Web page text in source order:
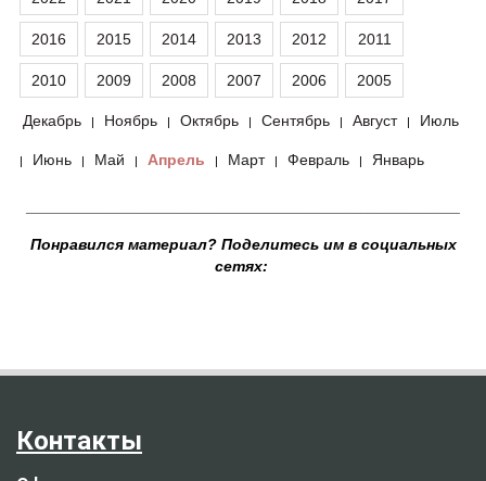
2016 2015 2014 2013 2012 2011
2010 2009 2008 2007 2006 2005
Декабрь | Ноябрь | Октябрь | Сентябрь | Август | Июль
| Июнь | Май | Апрель | Март | Февраль | Январь
Понравился материал? Поделитесь им в социальных
сетях:
Контакты